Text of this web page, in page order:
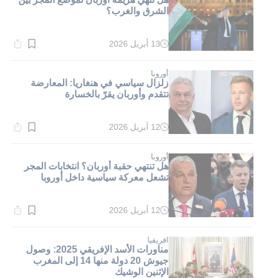
الشرق والغرب؟
وقت
دقيقة.
13 أبريل 2026
أوروبا
زلزال سياسي في هنغاريا: المعارضة
تتقدم وأوربان يقرّ بالخسارة
وقت
دقيقة.
12 أبريل 2026
أوروبا
هل تنتهي حقبة أوربان؟ انتخابات المجر
تشعل معركة سياسية داخل أوروبا
وقت
دقيقة.
12 أبريل 2026
افريقيا
مناورات الأسد الإفريقي 2025: وصول
جيوش 20 دولة منها 14 إلى المغرب
الإثنين الوشيك